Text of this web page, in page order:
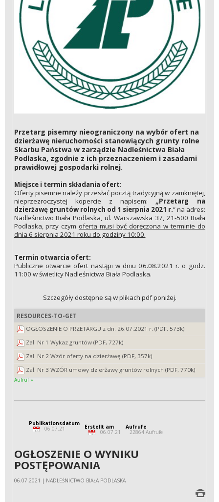
Przetarg pisemny nieograniczony na wybór ofert na
dzierżawę nieruchomości stanowiących grunty rolne
Skarbu Państwa w zarządzie Nadleśnictwa Biała
Podlaska, zgodnie z ich przeznaczeniem i zasadami
prawidłowej gospodarki rolnej.
Miejsce i termin składania ofert:
Oferty pisemne należy przesłać pocztą tradycyjną w zamkniętej,
nieprzezroczystej kopercie z napisem:„Przetarg na
dzierżawę gruntów rolnych od 1 sierpnia 2021 r.” na adres:
Nadleśnictwo Biała Podlaska, ul. Warszawska 37, 21-500 Biała
Podlaska, przy czymoferta musi być doręczona w terminie do
dnia 6 sierpnia 2021 roku do godziny 10:00.
Termin otwarcia ofert:
Publiczne otwarcie ofert nastąpi w dniu 06.08.2021 r. o godz.
11:00 w świetlicy Nadleśnictwa Biała Podlaska.
Szczegóły dostępne są w plikach pdf poniżej.
RESOURCES-TO-GET
OGŁOSZENIE O PRZETARGU z dn. 26.07.2021 r. (PDF, 573k)
Zał. Nr 1 Wykaz gruntów (PDF, 727k)
Zał. Nr 2 Wzór oferty na dzierżawę (PDF, 357k)
Zał. Nr 3 WZÓR umowy dzierżawy gruntów rolnych (PDF, 770k)
Aufruf »
Publikationsdatum
06.07.21 Erstellt am
06.07.21
Aufrufe
22864 Aufrufe
OGŁOSZENIE O WYNIKU
POSTĘPOWANIA
06.07.2021 | NADLEŚNICTWO BIAŁA PODLASKA